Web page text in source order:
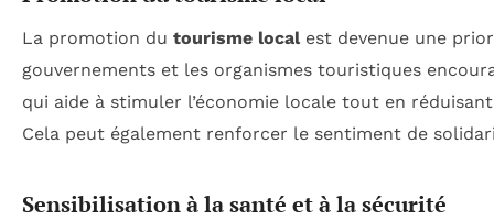
La promotion du tourisme localest devenue une
gouvernements et les organismes touristiques
qui aide à stimuler l’économie locale tout en
Cela peut également renforcer le sentiment de
Sensibilisation à la santé et à la sécurité